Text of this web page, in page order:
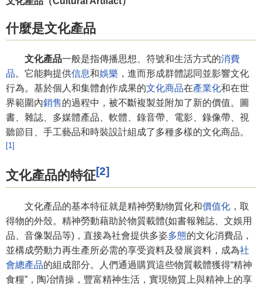
什麼是文化產品
文化產品一般是指傳播思想、符號和生活方式的消費
品。它能夠提供信息和娛樂 ，進而形成群體認同並影響文化
行為。基於個人和集體創作成果的文化商品在產業化和在世
界範圍內銷售的過程中，被不斷複製並附加了新的價值。圖
書、雜誌、多媒體產品、軟體、錄音帶、電影、錄像帶、視
聽節目、手工藝品和時裝設計組成了多種多樣的文化商品。
[1]
文化產品的特征[2]
文化產品的基本特征就是精神勞動物質化和價值化 ，取
得物的外殼。精神勞動藉助於物質載體(如書報雜誌、文娛用
品、音像製品等)，直接為社會提供多姿多態的文化消費品，
並構成勞動力再生產所必需的享受資料及發展資料，成為社
會總產品的組成部分。人們通過購買這些物質載體獲得“精神
食糧”，陶冶情操，豐富精神生活，實現物質上與精神上的享